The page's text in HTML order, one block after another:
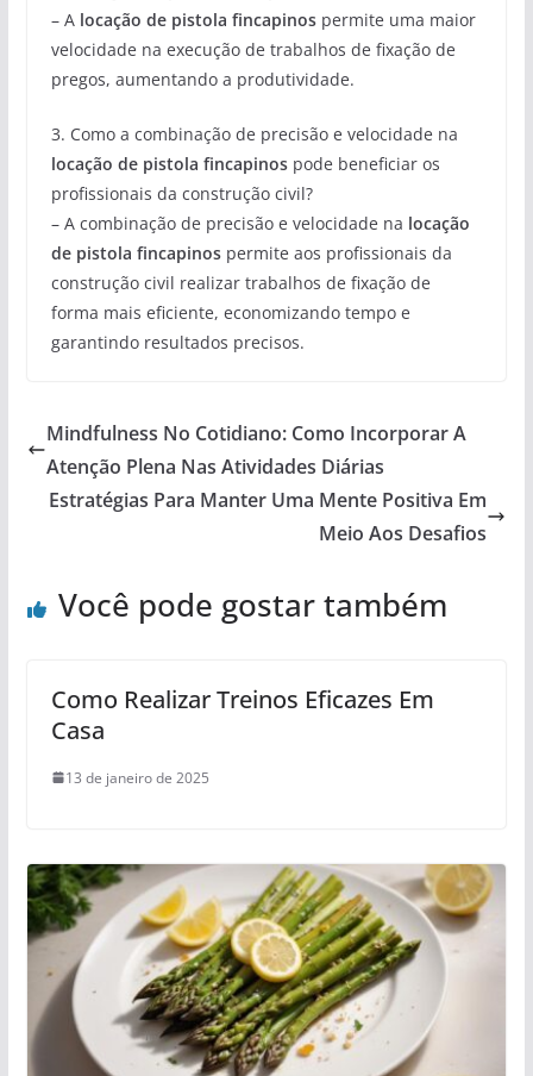
– A locação de pistola fincapinospermite uma maior
velocidade na execução de trabalhos de fixação de
pregos, aumentando a produtividade.
3. Como a combinação de precisão e velocidade na
locação de pistola fincapinospode beneficiar os
profissionais da construção civil?
– A combinação de precisão e velocidade na locação
de pistola fincapinospermite aos profissionais da
construção civil realizar trabalhos de fixação de
forma mais eficiente, economizando tempo e
garantindo resultados precisos.
Mindfulness No Cotidiano: Como Incorporar A
Atenção Plena Nas Atividades Diárias
Estratégias Para Manter Uma Mente Positiva Em
Meio Aos Desafios
Você pode gostar também
Como Realizar Treinos Eficazes Em
Casa
13 de janeiro de 2025